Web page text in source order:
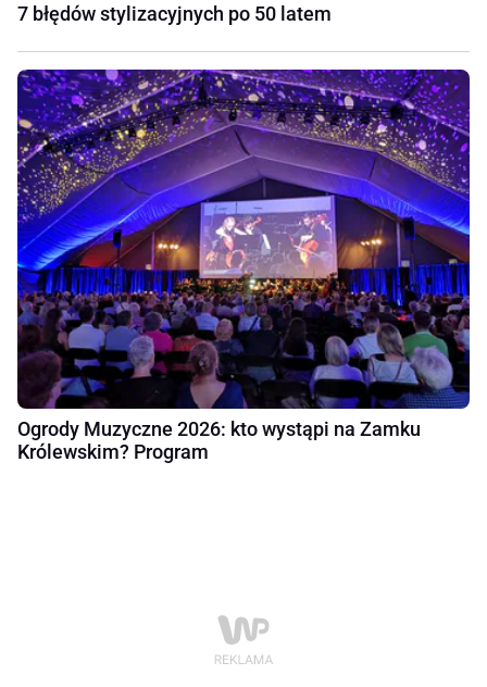
7 błędów stylizacyjnych po 50 latem
Ogrody Muzyczne 2026: kto wystąpi na Zamku
Królewskim? Program